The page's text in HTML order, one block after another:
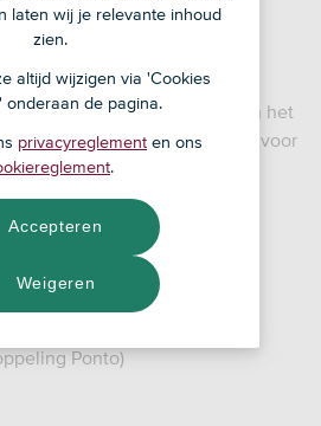
moet je iedere 180 dagen
Bij de ASN
dat niet. Voor de koppeling
aan ons. De aanbieder van het
kosten in rekening brengen voor
met een PSD2
Bank
Ponto)
laten wij je relevante inhoud
zien.
altijd wijzigen via 'Cookies
onderaan de pagina.
privacyreglement en ons
.
Weigeren
Accepteren